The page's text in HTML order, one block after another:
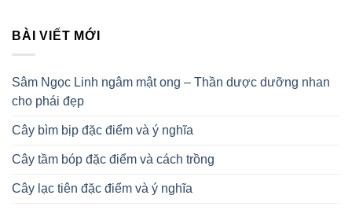
BÀI VIẾT MỚI
Sâm Ngọc Linh ngâm mật ong – Thần dược dưỡng nhan
cho phái đẹp
Cây bìm bịp đặc điểm và ý nghĩa
Cây tầm bóp đặc điểm và cách trồng
Cây lạc tiên đặc điểm và ý nghĩa